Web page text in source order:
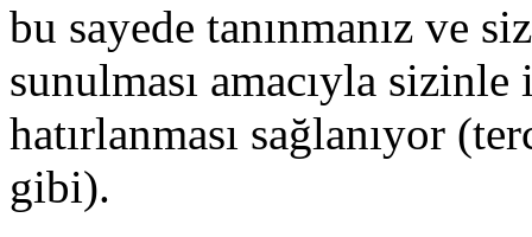
bu sayede tanınmanız ve
sunulması amacıyla
hatırlanması sağlanıyor
gibi).